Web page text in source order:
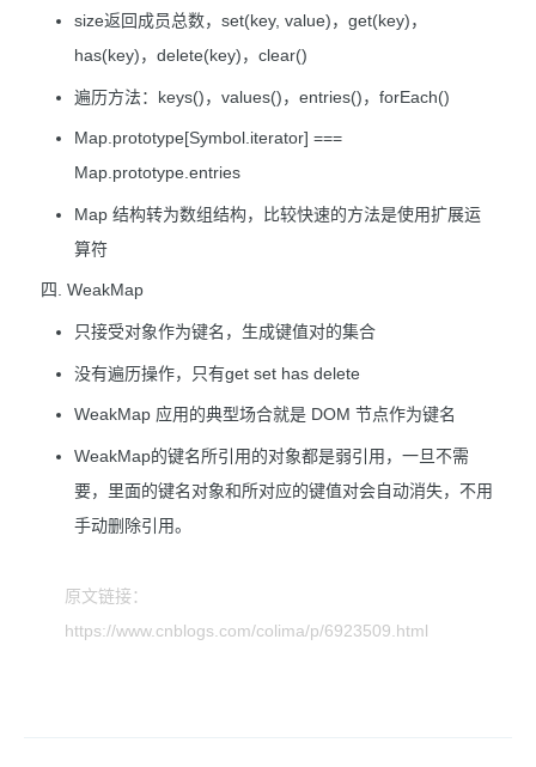
size返回成员总数，set(key, value)，get(key)，
has(key)，delete(key)，clear()
遍历方法：keys()，values()，entries()，forEach()
Map.prototype[Symbol.iterator] ===
Map.prototype.entries
Map 结构转为数组结构，比较快速的方法是使用扩展运
算符
四. WeakMap
只接受对象作为键名，生成键值对的集合
没有遍历操作，只有get set has delete
WeakMap 应用的典型场合就是 DOM 节点作为键名
WeakMap的键名所引用的对象都是弱引用，一旦不需
要，里面的键名对象和所对应的键值对会自动消失，不用
手动删除引用。
原文链接：
https://www.cnblogs.com/colima/p/6923509.html